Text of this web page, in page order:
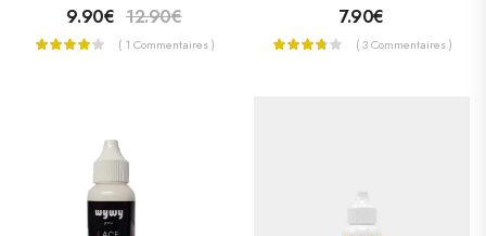
9.90€ 12.90€
( 1 Commentaires )
7.90€
( 3 Commentaires )